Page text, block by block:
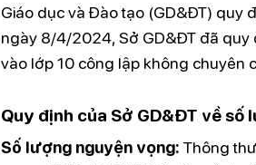
Giáo dục và Đào tạo (GD&ĐT) quy
ngày 8/4/2024, Sở GD&ĐT đã quy
vào lớp 10 công lập không chuyên
Quy định của Sở GD&ĐT về
Số lượng nguyện vọng: Thông